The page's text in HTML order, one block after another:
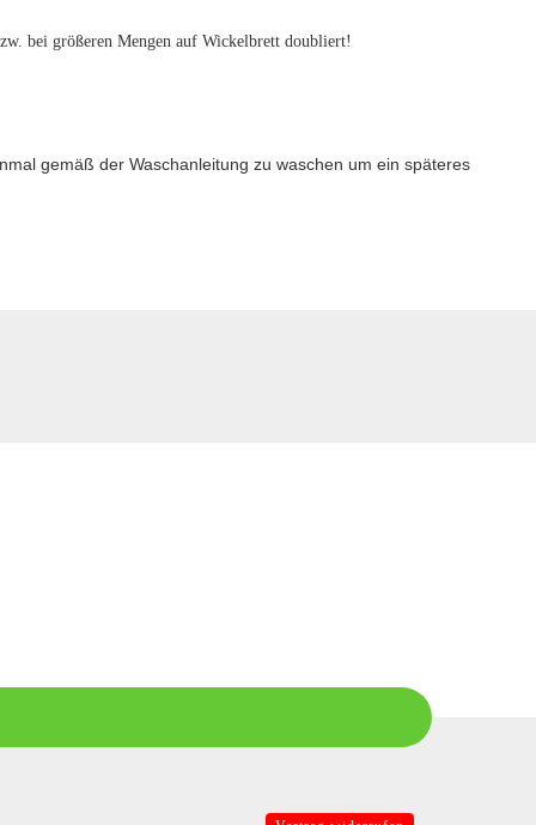
bei größeren Mengen auf Wickelbrett doubliert!
gemäß der Waschanleitung zu waschen um ein späteres